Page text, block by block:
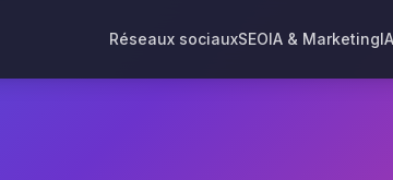
Réseaux sociauxSEOIA & Marketing